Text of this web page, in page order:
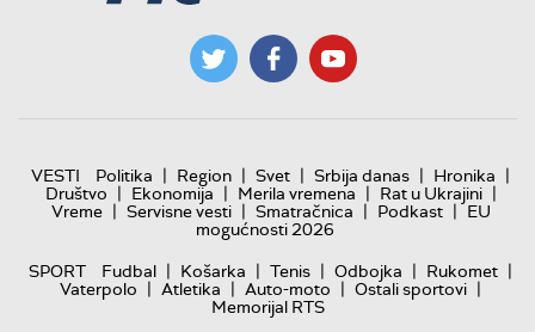
VESTI Politika | Region | Svet | Srbija danas | Hronika |
Društvo | Ekonomija | Merila vremena | Rat u Ukrajini |
Vreme | Servisne vesti | Smatračnica | Podkast | EU
mogućnosti 2026
SPORT
Fudbal | Košarka | Tenis | Odbojka | Rukomet |
Vaterpolo | Atletika | Auto-moto | Ostali sportovi |
Memorijal RTS